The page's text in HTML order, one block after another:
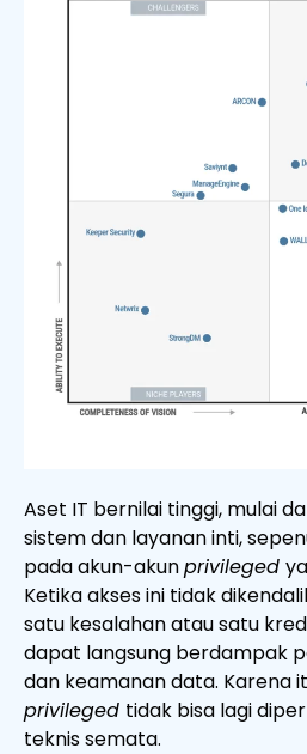
Aset IT bernilai tinggi, mulai
sistem dan layanan inti,
pada akun-akunprivileged
Ketika akses ini tidak
satu kesalahan atau satu
dapat langsung berdampak
dan keamanan data. Karena
privileged tidak bisa lagi
teknis semata.